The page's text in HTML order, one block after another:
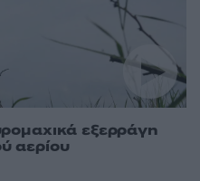
εξερράγη
αερίου